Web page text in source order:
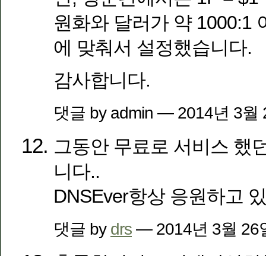
원화와 달러가 약 1000:1
에 맞춰서 설정했습니다.
감사합니다.
댓글 by admin — 2014년 3월
그동안 무료로 서비스 했
니다..
DNSEver항상 응원하고
댓글 by drs — 2014년 3월 26